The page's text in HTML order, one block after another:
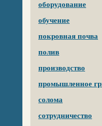
оборудование
обучение
покровная почва
полив
производство
промышленное
солома
сотрудничество